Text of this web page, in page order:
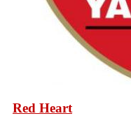
Red Heart